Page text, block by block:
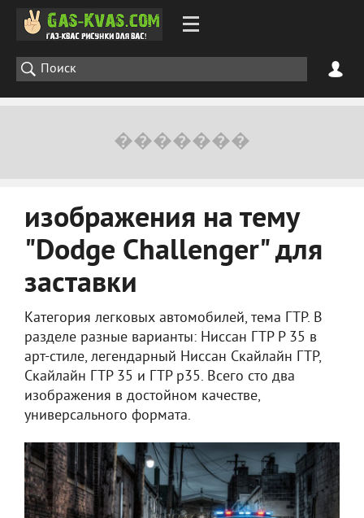
изображения на тему
"Dodge Challenger" для
заставки
Категория легковых автомобилей, тема ГТР. В
разделе разные варианты: Ниссан ГТР Р 35 в
арт-стиле, легендарный Ниссан Скайлайн ГТР,
Скайлайн ГТР 35 и ГТР р35. Всего сто два
изображения в достойном качестве,
универсального формата.